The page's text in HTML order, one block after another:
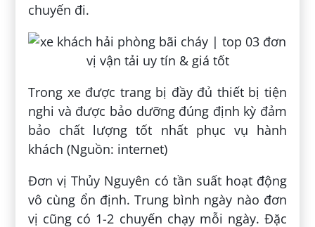
chuyến đi.
Trong xe được trang bị đầy đủ thiết bị tiện
nghi và được bảo dưỡng đúng định kỳ đảm
bảo chất lượng tốt nhất phục vụ hành
khách (Nguồn: internet)
Đơn vị Thủy Nguyên có tần suất hoạt động
vô cùng ổn định. Trung bình ngày nào đơn
vị cũng có 1-2 chuyến chạy mỗi ngày. Đặc